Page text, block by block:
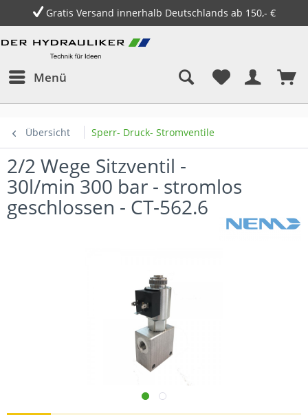
Gratis Versand innerhalb Deutschlands ab 150,- €
Menü
Übersicht Sperr- Druck- Stromventile
2/2 Wege Sitzventil -
30l/min 300 bar - stromlos
geschlossen - CT-562.6